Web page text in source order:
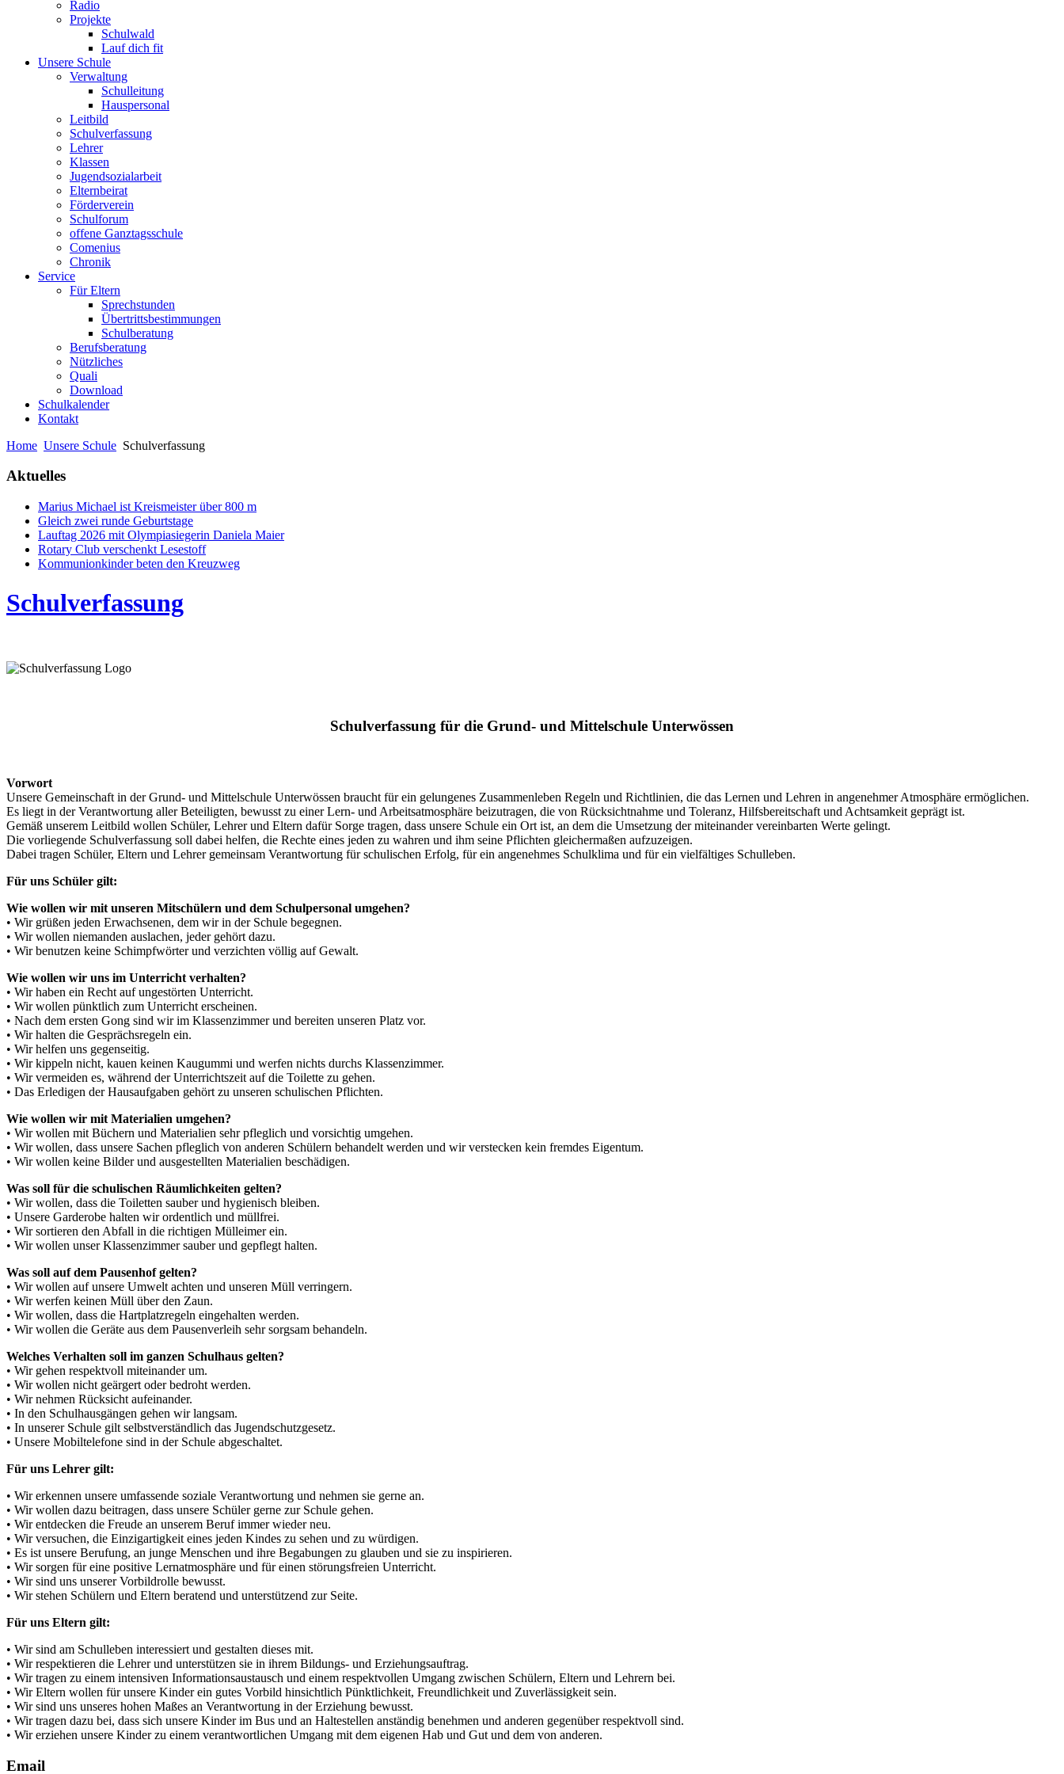
Radio
Projekte
Schulwald
Lauf dich fit
Unsere Schule
Verwaltung
Schulleitung
Hauspersonal
Leitbild
Schulverfassung
Lehrer
Klassen
Jugendsozialarbeit
Elternbeirat
Förderverein
Schulforum
offene Ganztagsschule
Comenius
Chronik
Service
Für Eltern
Sprechstunden
Übertrittsbestimmungen
Schulberatung
Berufsberatung
Nützliches
Quali
Download
Schulkalender
Kontakt
Home Unsere Schule Schulverfassung
Aktuelles
Marius Michael ist Kreismeister über 800 m
Gleich zwei runde Geburtstage
Lauftag 2026 mit Olympiasiegerin Daniela Maier
Rotary Club verschenkt Lesestoff
Kommunionkinder beten den Kreuzweg
Schulverfassung
Schulverfassung für die Grund- und Mittelschule Unterwössen
Vorwort
Unsere Gemeinschaft in der Grund- und Mittelschule Unterwössen braucht für ein gelungenes Zusammenleben Regeln und Richtlinien, die das Lernen und Lehren in angenehmer Atmosphäre ermöglichen.
Es liegt in der Verantwortung aller Beteiligten, bewusst zu einer Lern- und Arbeitsatmosphäre beizutragen, die von Rücksichtnahme und Toleranz, Hilfsbereitschaft und Achtsamkeit geprägt ist.
Gemäß unserem Leitbild wollen Schüler, Lehrer und Eltern dafür Sorge tragen, dass unsere Schule ein Ort ist, an dem die Umsetzung der miteinander vereinbarten Werte gelingt.
Die vorliegende Schulverfassung soll dabei helfen, die Rechte eines jeden zu wahren und ihm seine Pflichten gleichermaßen aufzuzeigen.
Dabei tragen Schüler, Eltern und Lehrer gemeinsam Verantwortung für schulischen Erfolg, für ein angenehmes Schulklima und für ein vielfältiges Schulleben.
Für uns Schüler gilt:
Wie wollen wir mit unseren Mitschülern und dem Schulpersonal umgehen?
• Wir grüßen jeden Erwachsenen, dem wir in der Schule begegnen.
• Wir wollen niemanden auslachen, jeder gehört dazu.
• Wir benutzen keine Schimpfwörter und verzichten völlig auf Gewalt.
Wie wollen wir uns im Unterricht verhalten?
• Wir haben ein Recht auf ungestörten Unterricht.
• Wir wollen pünktlich zum Unterricht erscheinen.
• Nach dem ersten Gong sind wir im Klassenzimmer und bereiten unseren Platz vor.
• Wir halten die Gesprächsregeln ein.
• Wir helfen uns gegenseitig.
• Wir kippeln nicht, kauen keinen Kaugummi und werfen nichts durchs Klassenzimmer.
• Wir vermeiden es, während der Unterrichtszeit auf die Toilette zu gehen.
• Das Erledigen der Hausaufgaben gehört zu unseren schulischen Pflichten.
Wie wollen wir mit Materialien umgehen?
• Wir wollen mit Büchern und Materialien sehr pfleglich und vorsichtig umgehen.
• Wir wollen, dass unsere Sachen pfleglich von anderen Schülern behandelt werden und wir verstecken kein fremdes Eigentum.
• Wir wollen keine Bilder und ausgestellten Materialien beschädigen.
Was soll für die schulischen Räumlichkeiten gelten?
• Wir wollen, dass die Toiletten sauber und hygienisch bleiben.
• Unsere Garderobe halten wir ordentlich und müllfrei.
• Wir sortieren den Abfall in die richtigen Mülleimer ein.
• Wir wollen unser Klassenzimmer sauber und gepflegt halten.
Was soll auf dem Pausenhof gelten?
• Wir wollen auf unsere Umwelt achten und unseren Müll verringern.
• Wir werfen keinen Müll über den Zaun.
• Wir wollen, dass die Hartplatzregeln eingehalten werden.
• Wir wollen die Geräte aus dem Pausenverleih sehr sorgsam behandeln.
Welches Verhalten soll im ganzen Schulhaus gelten?
• Wir gehen respektvoll miteinander um.
• Wir wollen nicht geärgert oder bedroht werden.
• Wir nehmen Rücksicht aufeinander.
• In den Schulhausgängen gehen wir langsam.
• In unserer Schule gilt selbstverständlich das Jugendschutzgesetz.
• Unsere Mobiltelefone sind in der Schule abgeschaltet.
Für uns Lehrer gilt:
• Wir erkennen unsere umfassende soziale Verantwortung und nehmen sie gerne an.
• Wir wollen dazu beitragen, dass unsere Schüler gerne zur Schule gehen.
• Wir entdecken die Freude an unserem Beruf immer wieder neu.
• Wir versuchen, die Einzigartigkeit eines jeden Kindes zu sehen und zu würdigen.
• Es ist unsere Berufung, an junge Menschen und ihre Begabungen zu glauben und sie zu inspirieren.
• Wir sorgen für eine positive Lernatmosphäre und für einen störungsfreien Unterricht.
• Wir sind uns unserer Vorbildrolle bewusst.
• Wir stehen Schülern und Eltern beratend und unterstützend zur Seite.
Für uns Eltern gilt:
• Wir sind am Schulleben interessiert und gestalten dieses mit.
• Wir respektieren die Lehrer und unterstützen sie in ihrem Bildungs- und Erziehungsauftrag.
• Wir tragen zu einem intensiven Informationsaustausch und einem respektvollen Umgang zwischen Schülern, Eltern und Lehrern bei.
• Wir Eltern wollen für unsere Kinder ein gutes Vorbild hinsichtlich Pünktlichkeit, Freundlichkeit und Zuverlässigkeit sein.
• Wir sind uns unseres hohen Maßes an Verantwortung in der Erziehung bewusst.
• Wir tragen dazu bei, dass sich unsere Kinder im Bus und an Haltestellen anständig benehmen und anderen gegenüber respektvoll sind.
• Wir erziehen unsere Kinder zu einem verantwortlichen Umgang mit dem eigenen Hab und Gut und dem von anderen.
Email